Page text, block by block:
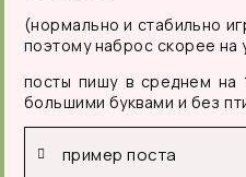
(нормально и стабильно
поэтому наброс скорее на
посты пишу в среднем на
большими буквами и без
пример поста